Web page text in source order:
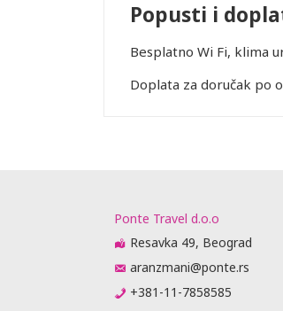
Popusti i
Besplatno Wi Fi, klima
Doplata za doručak po
Ponte Travel d.o.o
Resavka 49, Beograd
aranzmani@ponte.rs
+381-11-7858585